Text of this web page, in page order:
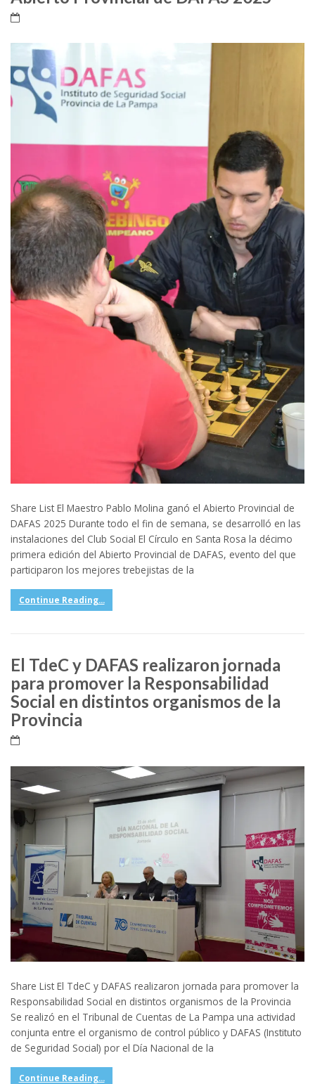
Share List El Maestro Pablo Molina ganó el Abierto Provincial de
DAFAS 2025 Durante todo el fin de semana, se desarrolló en las
instalaciones del Club Social El Círculo en Santa Rosa la décimo
primera edición del Abierto Provincial de DAFAS, evento del que
participaron los mejores trebejistas de la
Continue Reading...
El TdeC y DAFAS realizaron jornada
para promover la Responsabilidad
Social en distintos organismos de la
Provincia
Share List El TdeC y DAFAS realizaron jornada para promover la
Responsabilidad Social en distintos organismos de la Provincia
Se realizó en el Tribunal de Cuentas de La Pampa una actividad
conjunta entre el organismo de control público y DAFAS (Instituto
de Seguridad Social) por el Día Nacional de la
Continue Reading...